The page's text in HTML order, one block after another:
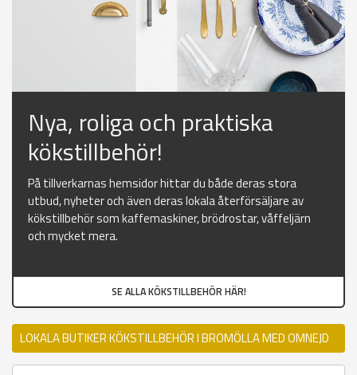
Nya, roliga och praktiska
kökstillbehör!
På tillverkarnas hemsidor hittar du både deras stora
utbud, nyheter och även deras lokala återförsäljare av
kökstillbehör som kaffemaskiner, brödrostar, våffeljärn
och mycket mera.
SE ALLA KÖKSTILLBEHÖR HÄR!
LOKALA BUTIKER KÖKSTILLBEHÖR I BROMÖLLA MED OMNEJD